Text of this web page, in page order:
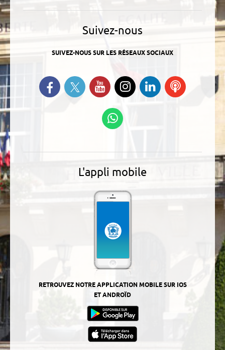
Suivez-nous
SUIVEZ-NOUS SUR LES RÉSEAUX SOCIAUX
Retrouvez-nous sur Facebook
Suivez-nous sur Twitter
Suivez-nous sur YouTube
Suivez-nous sur
Instagram
Retrouvez-
nous sur
Ecoutez
L'appli mobile
RETROUVEZ NOTRE APPLICATION MOBILE SUR IOS
ET ANDROÏD